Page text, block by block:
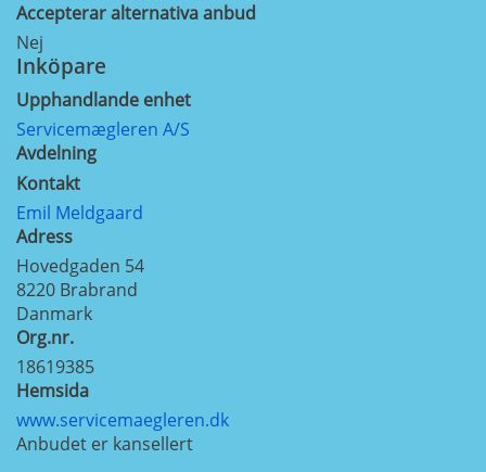
Accepterar alternativa anbud
Nej
Inköpare
Upphandlande enhet
Servicemægleren A/S
Avdelning
Kontakt
Emil Meldgaard
Adress
Hovedgaden 54
8220 Brabrand
Danmark
Org.nr.
18619385
Hemsida
www.servicemaegleren.dk
Anbudet er kansellert